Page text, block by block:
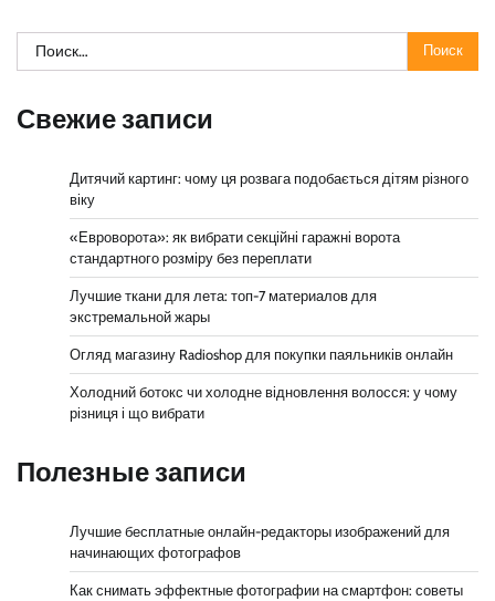
Найти:
Свежие записи
Дитячий картинг: чому ця розвага подобається дітям різного
віку
«Евроворота»: як вибрати секційні гаражні ворота
стандартного розміру без переплати
Лучшие ткани для лета: топ-7 материалов для
экстремальной жары
Огляд магазину Radioshop для покупки паяльників онлайн
Холодний ботокс чи холодне відновлення волосся: у чому
різниця і що вибрати
Полезные записи
Лучшие бесплатные онлайн-редакторы изображений для
начинающих фотографов
Как снимать эффектные фотографии на смартфон: советы